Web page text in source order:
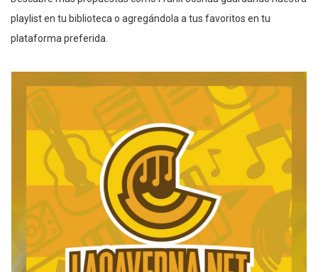
playlist en tu biblioteca o agregándola a tus favoritos en tu
plataforma preferida.